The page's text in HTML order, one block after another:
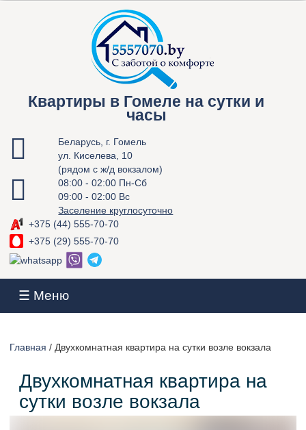
Квартиры в Гомеле на сутки и
часы
Беларусь, г. Гомель
ул. Киселева, 10
(рядом с ж/д вокзалом)
08:00 - 02:00 Пн-Сб
09:00 - 02:00 Вс
Заселение круглосуточно
+375 (44) 555-70-70
+375 (29) 555-70-70
☰ Меню
Главная / Двухкомнатная квартира на сутки возле вокзала
Двухкомнатная квартира на
сутки возле вокзала